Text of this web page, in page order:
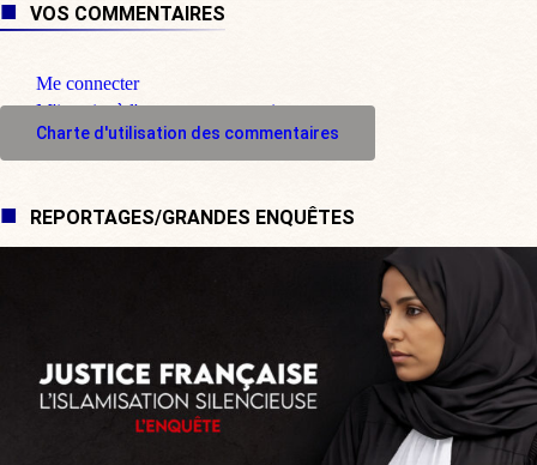
VOS COMMENTAIRES
Me connecter
M'inscrire à l'espace commentaire
Charte d'utilisation des commentaires
REPORTAGES/GRANDES ENQUÊTES